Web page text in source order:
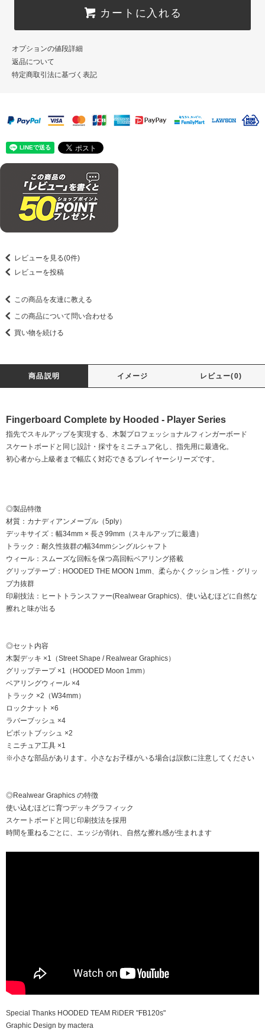
カートに入れる
オプションの値段詳細
返品について
特定商取引法に基づく表記
レビューを見る(0件)
レビューを投稿
この商品を友達に教える
この商品について問い合わせる
買い物を続ける
商品説明 イメージ レビュー(0)
Fingerboard Complete by Hooded - Player Series
指先でスキルアップを実現する、木製プロフェッショナルフィンガーボード
スケートボードと同じ設計・採寸をミニチュア化し、指先用に最適化。
初心者から上級者まで幅広く対応できるプレイヤーシリーズです。
◎製品特徴
材質：カナディアンメープル（5ply）
デッキサイズ：幅34mm × 長さ99mm（スキルアップに最適）
トラック：耐久性抜群の幅34mmシングルシャフト
ウィール：スムーズな回転を保つ高回転ベアリング搭載
グリップテープ：HOODED THE MOON 1mm、柔らかくクッション性・グリッ
プ力抜群
印刷技法：ヒートトランスファー(Realwear Graphics)、使い込むほどに自然な
擦れと味が出る
◎セット内容
木製デッキ ×1（Street Shape / Realwear Graphics）
グリップテープ ×1（HOODED Moon 1mm）
ベアリングウィール ×4
トラック ×2（W34mm）
ロックナット ×6
ラバーブッシュ ×4
ピボットブッシュ ×2
ミニチュア工具 ×1
※小さな部品があります。小さなお子様がいる場合は誤飲に注意してください
◎Realwear Graphics の特徴
使い込むほどに育つデッキグラフィック
スケートボードと同じ印刷技法を採用
時間を重ねるごとに、エッジが削れ、自然な擦れ感が生まれます
Special Thanks HOODED TEAM RiDER "FB120s"
Graphic Design by mactera